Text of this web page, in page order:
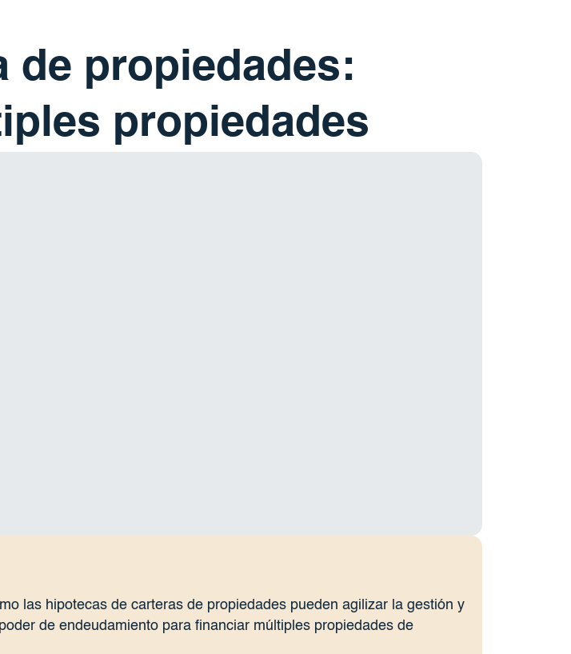
de propiedades:
propiedades
las hipotecas de carteras de propiedades pueden agilizar la gestión y
de endeudamiento para financiar múltiples propiedades de